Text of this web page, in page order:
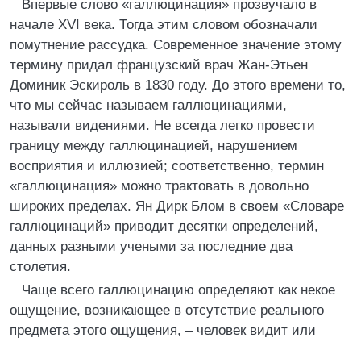
Впервые слово «галлюцинация» прозвучало в
начале XVI века. Тогда этим словом обозначали
помутнение рассудка. Современное значение этому
термину придал французский врач Жан-Этьен
Доминик Эскироль в 1830 году. До этого времени то,
что мы сейчас называем галлюцинациями,
называли видениями. Не всегда легко провести
границу между галлюцинацией, нарушением
восприятия и иллюзией; соответственно, термин
«галлюцинация» можно трактовать в довольно
широких пределах. Ян Дирк Блом в своем «Словаре
галлюцинаций» приводит десятки определений,
данных разными учеными за последние два
столетия.
Чаще всего галлюцинацию определяют как некое
ощущение, возникающее в отсутствие реального
предмета этого ощущения, – человек видит или